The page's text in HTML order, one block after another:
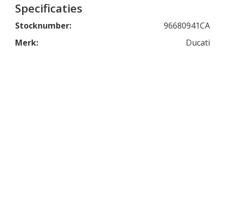
Specificaties
Stocknumber:
96680941CA
Merk:
Ducati